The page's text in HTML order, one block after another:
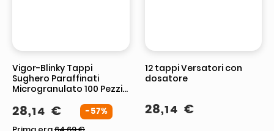
Vigor-Blinky Tappi
Sughero Paraffinati
Microgranulato 100 Pezzi
28,14 € -57%
12 tappi Versatori con
dosatore
28,14 €